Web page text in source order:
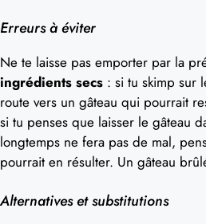
Erreurs à éviter
Ne te laisse pas emporter par la
ingrédients secs : si tu skimp sur
route vers un gâteau qui pourrait
si tu penses que laisser le gâteau
longtemps ne fera pas de mal,
pourrait en résulter. Un gâteau
Alternatives et substitutions